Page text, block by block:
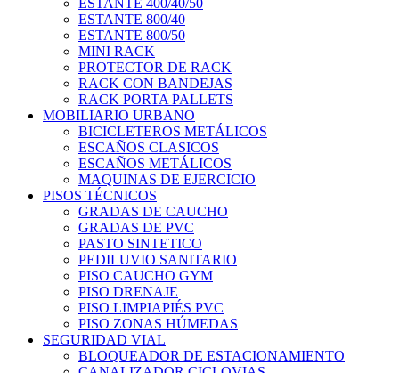
ESTANTE 800/40
ESTANTE 800/50
MINI RACK
PROTECTOR DE RACK
RACK CON BANDEJAS
RACK PORTA PALLETS
MOBILIARIO URBANO
BICICLETEROS METÁLICOS
ESCAÑOS CLASICOS
ESCAÑOS METÁLICOS
MAQUINAS DE EJERCICIO
PISOS TÉCNICOS
GRADAS DE CAUCHO
GRADAS DE PVC
PASTO SINTETICO
PEDILUVIO SANITARIO
PISO CAUCHO GYM
PISO DRENAJE
PISO LIMPIAPIÉS PVC
PISO ZONAS HÚMEDAS
SEGURIDAD VIAL
BLOQUEADOR DE ESTACIONAMIENTO